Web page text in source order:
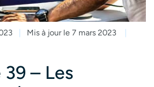
Mis à jour le 7 mars 2023
– Les